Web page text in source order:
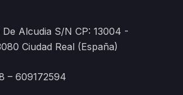
De Alcudia S/n CP: 13004 -
Ciudad Real (España)
– 609172594